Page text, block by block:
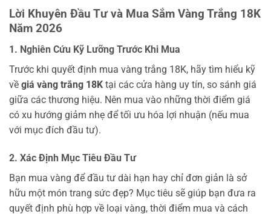
Lời Khuyên Đầu Tư và Mua Sắm Vàng Trắng 18K
Năm 2026
1. Nghiên Cứu Kỹ Lưỡng Trước Khi Mua
Trước khi quyết định mua vàng trắng 18K, hãy tìm hiểu kỹ
về giá vàng trắng 18K tại các cửa hàng uy tín, so sánh giá
giữa các thương hiệu. Nên mua vào những thời điểm giá
có xu hướng giảm nhẹ để tối ưu hóa lợi nhuận (nếu mua
với mục đích đầu tư).
2. Xác Định Mục Tiêu Đầu Tư
Bạn mua vàng để đầu tư dài hạn hay chỉ đơn giản là sở
hữu một món trang sức đẹp? Mục tiêu sẽ giúp bạn đưa ra
quyết định phù hợp về loại vàng, thời điểm mua và cách